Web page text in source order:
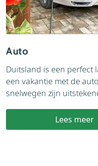
Auto
Duitsland is een perfect
een vakantie met de
snelwegen zijn
Lees meer